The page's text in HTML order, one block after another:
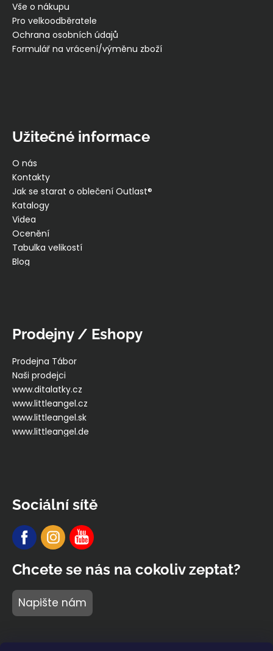
Vše o nákupu
Pro velkoodběratele
Ochrana osobních údajů
Formulář na vrácení/výměnu zboží
Užitečné informace
O nás
Kontakty
Jak se starat o oblečení Outlast®
Katalogy
Videa
Ocenění
Tabulka velikostí
Blog
Prodejny / Eshopy
Prodejna Tábor
Naši prodejci
www.ditalatky.cz
www.littleangel.cz
www.littleangel.sk
www.littleangel.de
Sociální sítě
Chcete se nás na cokoliv zeptat?
Napište nám